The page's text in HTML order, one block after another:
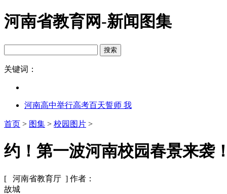
河南省教育网-新闻图集
关键词：
河南高中举行高考百天誓师 我
首页 > 图集 > 校园图片 >
约！第一波河南校园春景来袭
[ 河南省教育厅 ] 作者：
故城